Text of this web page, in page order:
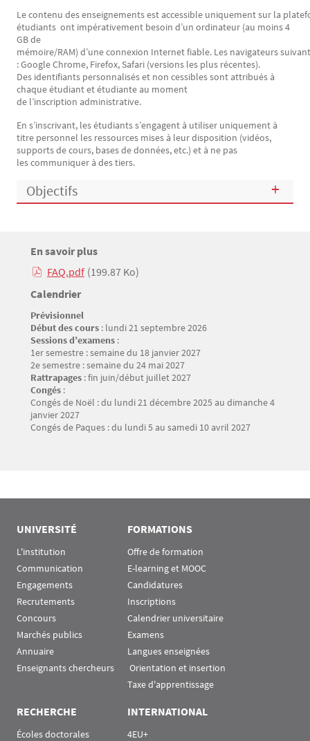
Le contenu des enseignements est accessible uniquement sur la
étudiants ont impérativement besoin d’un ordinateur (au moins 4
GB de
mémoire/RAM) d’une connexion Internet fiable. Les navigateurs
: Google Chrome, Firefox, Safari (versions les plus récentes).
Des identifiants personnalisés et non cessibles sont attribués à
chaque étudiant et étudiante au moment
de l’inscription administrative.
En s’inscrivant, les étudiants s’engagent à utiliser uniquement à
titre personnel les ressources mises à leur disposition (vidéos,
supports de cours, bases de données, etc.) et à ne pas
les communiquer à des tiers.
Objectifs
Bloc(s) libre(s)
Titre
En savoir plus
TexteFAQ.pdf (199.87 Ko)
Titre
Calendrier
Texte
Prévisionnel
Début des cours : lundi 21 septembre 2026
Sessions d’examens :
1er semestre : semaine du 18 janvier 2027
2e semestre : semaine du 24 mai 2027
Rattrapages : fin juin/début juillet 2027
Congés :
Congés de Noël : du lundi 21 décembre 2025 au dimanche 4
janvier 2027
Congés de Paques : du lundi 5 au samedi 10 avril 2027
UNIVERSITÉ
L'institution
Communication
Engagements
Recrutements
Concours
Marchés publics
Annuaire
Enseignants chercheurs
FORMATIONS
Offre de formation
E-learning et MOOC
Candidatures
Inscriptions
Calendrier universitaire
Examens
Langues enseignées
Orientation et insertion
Taxe d'apprentissage
RECHERCHE
Écoles doctorales
INTERNATIONAL
4EU+